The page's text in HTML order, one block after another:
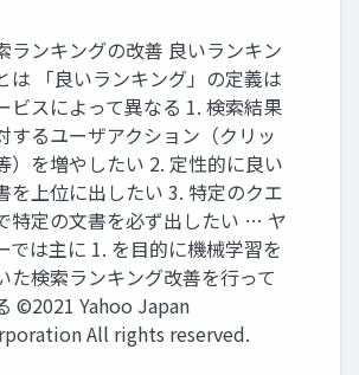
ランキングの改善 良いランキン
は 「良いランキング」の定義は
ビスによって異なる 1. 検索結果
するユーザアクション（クリッ
）を増やしたい 2. 定性的に良い
を上位に出したい 3. 特定のクエ
特定の文書を必ず出したい … ヤ
では主に 1. を目的に機械学習を
た検索ランキング改善を行って
©2021 Yahoo Japan
All rights reserved.